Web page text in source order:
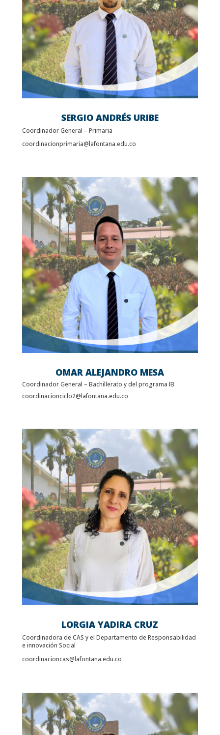
SERGIO ANDRÉS URIBE
Coordinador General – Primaria
coordinacionprimaria@lafontana.edu.co
OMAR ALEJANDRO MESA
Coordinador General – Bachillerato y del programa IB
coordinacionciclo2@lafontana.edu.co
LORGIA YADIRA CRUZ
Coordinadora de CAS y el Departamento de Responsabilidad
e innovación Social
coordinacioncas@lafontana.edu.co